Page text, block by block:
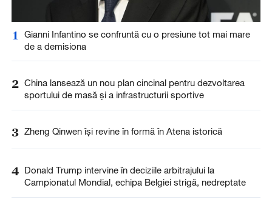
1
Gianni Infantino se confruntă cu o presiune tot mai mare
de a demisiona
2 China lansează un nou plan cincinal pentru dezvoltarea
sportului de masă și a infrastructurii sportive
3 Zheng Qinwen își revine în formă în Atena istorică
4 Donald Trump intervine în deciziile arbitrajului la
Campionatul Mondial, echipa Belgiei strigă, nedreptate